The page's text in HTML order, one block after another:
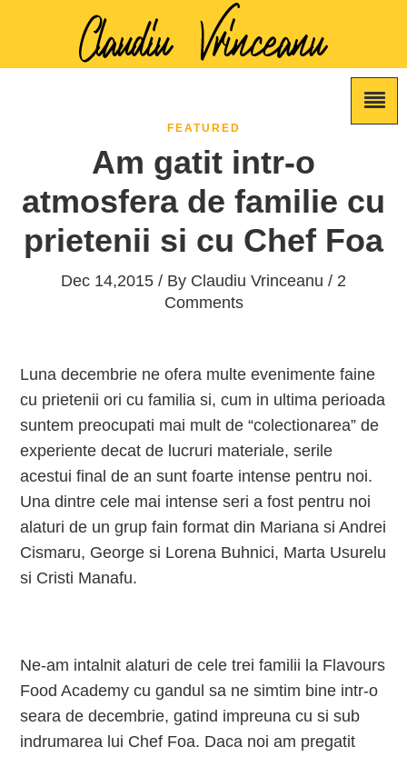
FEATURED
Am gatit intr-o
atmosfera de familie cu
prietenii si cu Chef Foa
Dec 14,2015 / By Claudiu Vrinceanu / 2
Comments
Luna decembrie ne ofera multe evenimente faine
cu prietenii ori cu familia si, cum in ultima perioada
suntem preocupati mai mult de “colectionarea” de
experiente decat de lucruri materiale, serile
acestui final de an sunt foarte intense pentru noi.
Una dintre cele mai intense seri a fost pentru noi
alaturi de un grup fain format din Mariana si Andrei
Cismaru, George si Lorena Buhnici, Marta Usurelu
si Cristi Manafu.
Ne-am intalnit alaturi de cele trei familii la Flavours
Food Academy cu gandul sa ne simtim bine intr-o
seara de decembrie, gatind impreuna cu si sub
indrumarea lui Chef Foa. Daca noi am pregatit